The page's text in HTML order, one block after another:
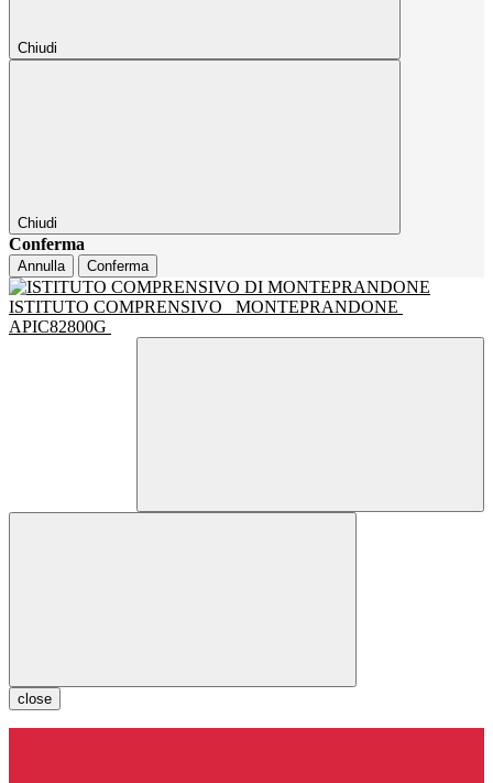
Chiudi
Chiudi
Conferma
Annulla Conferma
ISTITUTO COMPRENSIVO
MONTEPRANDONE
APIC82800G
close